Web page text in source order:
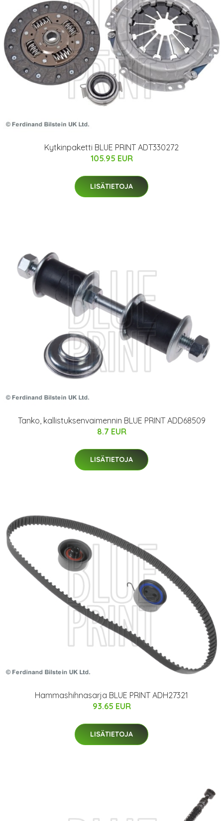
Kytkinpaketti BLUE PRINT ADT330272
105.95 EUR
LISÄTIETOJA
Tanko, kallistuksenvaimennin BLUE PRINT ADD68509
8.7 EUR
LISÄTIETOJA
Hammashihnasarja BLUE PRINT ADH27321
93.65 EUR
LISÄTIETOJA